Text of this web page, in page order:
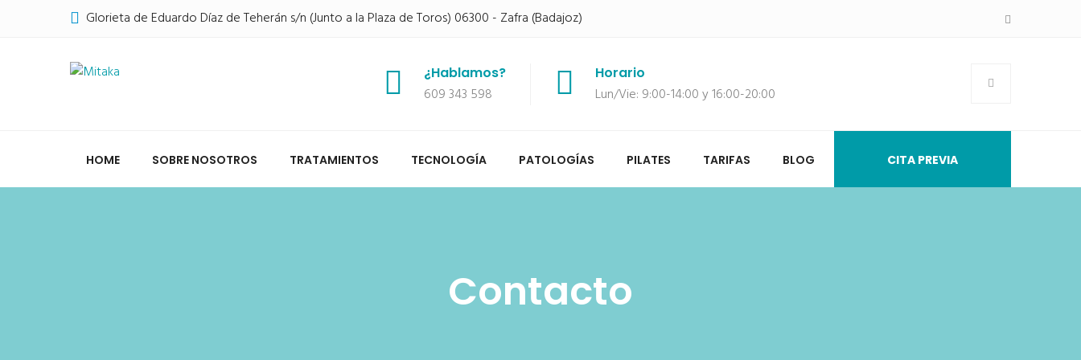
Glorieta de Eduardo Díaz de Teherán s/n (Junto a la Plaza de Toros) 06300 - Zafra (Badajoz)
¿Hablamos?
609 343 598
Horario
Lun/Vie: 9:00-14:00 y 16:00-20:00
HOME SOBRE NOSOTROS TRATAMIENTOS TECNOLOGÍA PATOLOGÍAS PILATES TARIFAS BLOG CITA PREVIA
Contacto